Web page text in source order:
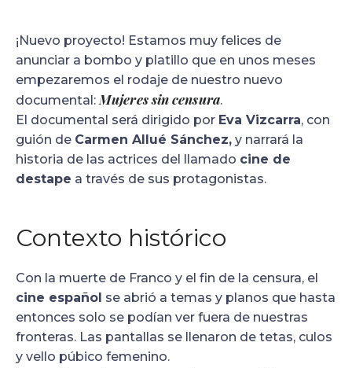
¡Nuevo proyecto! Estamos muy felices de
anunciar a bombo y platillo que en unos meses
empezaremos el rodaje de nuestro nuevo
documental:Mujeres sin censura.
El documental será dirigido por Eva Vizcarra, con
guión de Carmen Allué Sánchez, y narrará la
historia de las actrices del llamado cine de
destape a través de sus protagonistas.
Contexto histórico
Con la muerte de Franco y el fin de la censura, el
cine español se abrió a temas y planos que hasta
entonces solo se podían ver fuera de nuestras
fronteras. Las pantallas se llenaron de tetas, culos
y vello púbico femenino.